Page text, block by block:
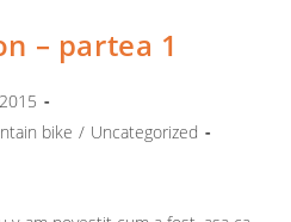
– partea 1
bike / Uncategorized